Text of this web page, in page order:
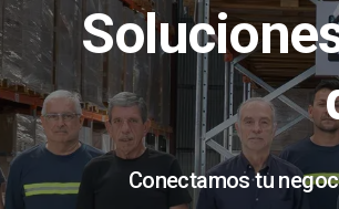
Conectamos tu